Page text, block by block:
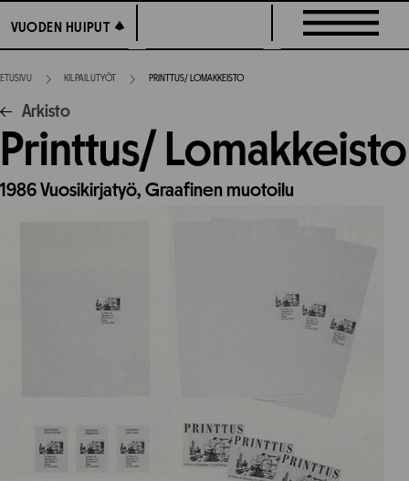
suoraan
sisältöön
VUODEN HUIPUT
VUODEN HUIPUT
ETUSIVU KILPAILUTYÖT PRINTTUS/ LOMAKKEISTO
Arkisto
Printtus/ Lomakkeisto
1986Vuosikirjatyö, Graafinen muotoilu